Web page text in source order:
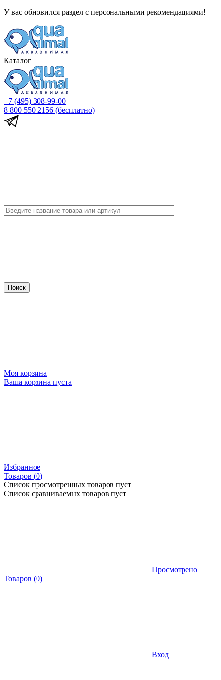
У вас обновился раздел с персональными рекомендациями!
Каталог
+7 (495) 308-99-00
8 800 550 2156 (бесплатно)
Моя корзина
Ваша корзина пуста
Избранное
Товаров (0)
Список просмотренных товаров пуст
Список сравниваемых товаров пуст
Просмотрено
Товаров (0)
Вход